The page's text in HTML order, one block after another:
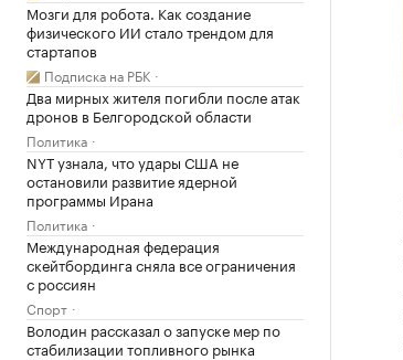
Мозги для робота. Как создание
физического ИИ стало трендом для
стартапов
Подписка на РБК
Два мирных жителя погибли после атак
дронов в Белгородской области
Политика
NYT узнала, что удары США не
остановили развитие ядерной
программы Ирана
Политика
Международная федерация
скейтбординга сняла все ограничения
с россиян
Спорт
Володин рассказал о запуске мер по
стабилизации топливного рынка